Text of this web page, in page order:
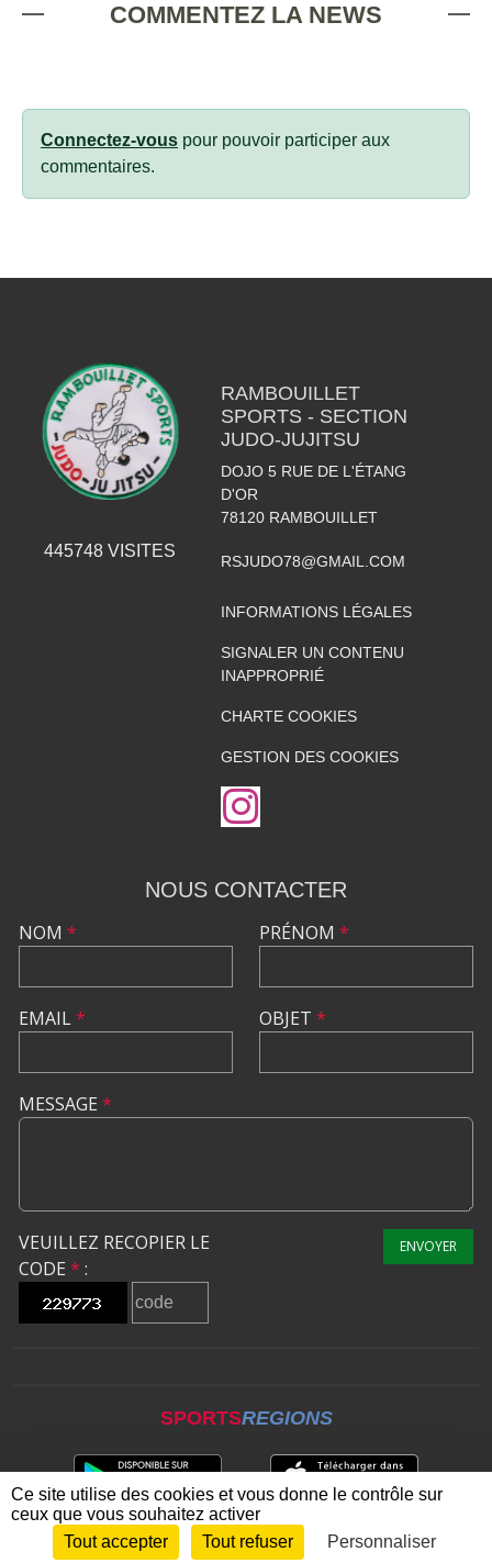
COMMENTEZ LA NEWS
Connectez-vous pour pouvoir participer aux
commentaires.
445748 VISITES
RAMBOUILLET
SPORTS - SECTION
JUDO-JUJITSU
DOJO 5 RUE DE L'ÉTANG
D'OR
78120 RAMBOUILLET
RSJUDO78@GMAIL.COM
INFORMATIONS LÉGALES
SIGNALER UN CONTENU
INAPPROPRIÉ
CHARTE COOKIES
GESTION DES COOKIES
NOUS CONTACTER
NOM *
EMAIL*
PRÉNOM *
OBJET *
MESSAGE *
VEUILLEZ RECOPIER LE
CODE * :
ENVOYER
SPORTSREGIONS
Envie de participer ? CONNEXION
Ce site utilise des cookies et vous donne le contrôle sur
ceux que vous souhaitez activer
Tout accepter
Tout refuser Personnaliser